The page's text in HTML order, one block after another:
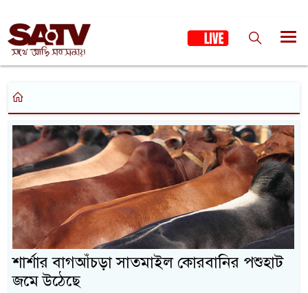
শার্শার বাগআঁচড়া সাতমাইল কোরবানির পশুহাট
জমে উঠেছে